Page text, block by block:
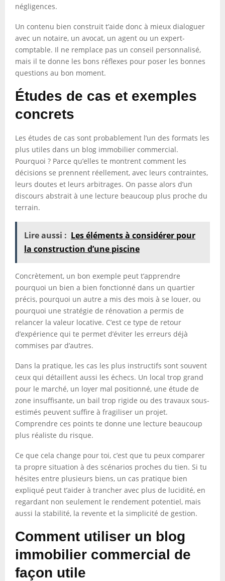
négligences.
Un contenu bien construit t’aide donc à mieux dialoguer
avec un notaire, un avocat, un agent ou un expert-
comptable. Il ne remplace pas un conseil personnalisé,
mais il te donne les bons réflexes pour poser les bonnes
questions au bon moment.
Études de cas et exemples
concrets
Les études de cas sont probablement l’un des formats les
plus utiles dans un blog immobilier commercial.
Pourquoi ? Parce qu’elles te montrent comment les
décisions se prennent réellement, avec leurs contraintes,
leurs doutes et leurs arbitrages. On passe alors d’un
discours abstrait à une lecture beaucoup plus proche du
terrain.
Lire aussi : Les éléments à considérer pour
la construction d’une piscine
Concrètement, un bon exemple peut t’apprendre
pourquoi un bien a bien fonctionné dans un quartier
précis, pourquoi un autre a mis des mois à se louer, ou
pourquoi une stratégie de rénovation a permis de
relancer la valeur locative. C’est ce type de retour
d’expérience qui te permet d’éviter les erreurs déjà
commises par d’autres.
Dans la pratique, les cas les plus instructifs sont souvent
ceux qui détaillent aussi les échecs. Un local trop grand
pour le marché, un loyer mal positionné, une étude de
zone insuffisante, un bail trop rigide ou des travaux sous-
estimés peuvent suffire à fragiliser un projet.
Comprendre ces points te donne une lecture beaucoup
plus réaliste du risque.
Ce que cela change pour toi, c’est que tu peux comparer
ta propre situation à des scénarios proches du tien. Si tu
hésites entre plusieurs biens, un cas pratique bien
expliqué peut t’aider à trancher avec plus de lucidité, en
regardant non seulement le rendement potentiel, mais
aussi la stabilité, la revente et la simplicité de gestion.
Comment utiliser un blog
immobilier commercial de
façon utile